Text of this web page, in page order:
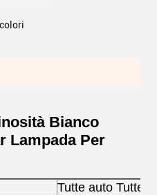
Bianco
Lampada Per
Tutte auto Tutte